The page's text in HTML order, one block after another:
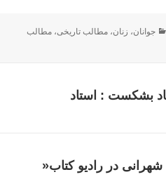
دسته‌ها
جوانان، زنان،مطالب تاریخی،مطالب
بشکست : استاد
شهرانی در رادیو کتاب«